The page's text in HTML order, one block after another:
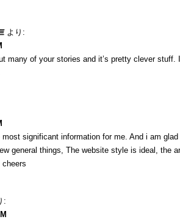
より:
many of your stories and it’s pretty clever stuff.
significant information for me. And i am
general things, The website style is ideal, the
: